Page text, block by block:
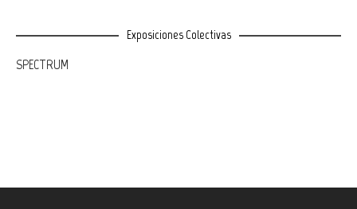
Exposiciones Colectivas
SPECTRUM